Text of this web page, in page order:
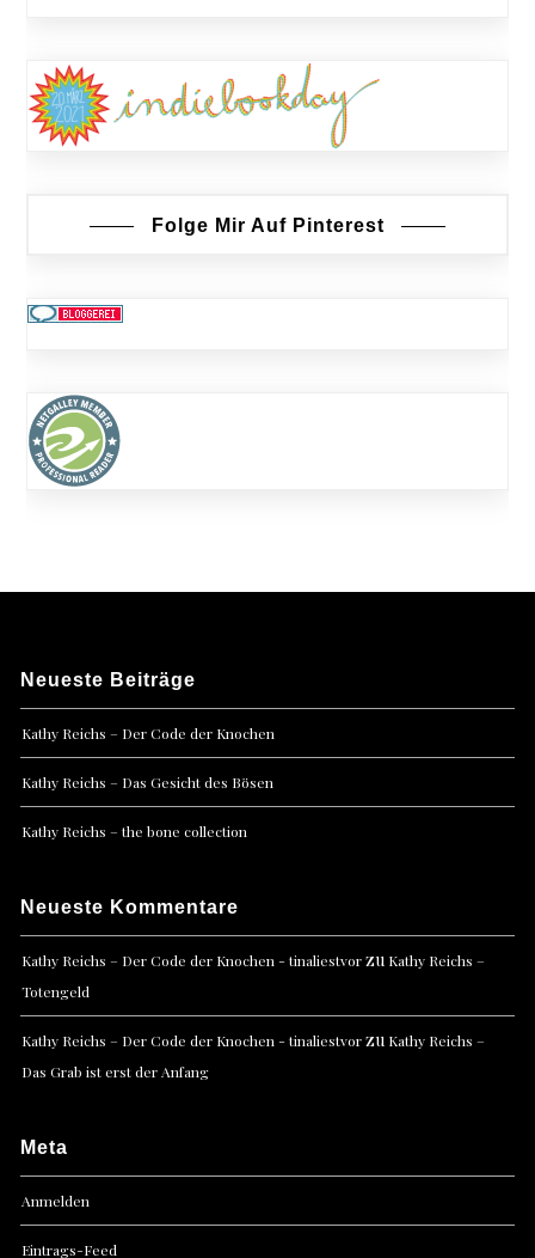
Folge Mir Auf Pinterest
Neueste Beiträge
Kathy Reichs – Der Code der Knochen
Kathy Reichs – Das Gesicht des Bösen
Kathy Reichs – the bone collection
Neueste Kommentare
Kathy Reichs – Der Code der Knochen - tinaliestvorzu Kathy Reichs –
Totengeld
Kathy Reichs – Der Code der Knochen - tinaliestvorzu Kathy Reichs –
Das Grab ist erst der Anfang
Meta
Anmelden
Eintrags-Feed